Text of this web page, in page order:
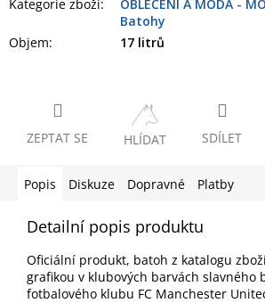
Kategorie zboží:
OBLEČENÍ A MÓDA -
Batohy
Objem: 17 litrů
ZEPTAT SE HLÍDAT SDÍLET
Popis Diskuze Dopravné Platby
Detailní popis produktu
Oficiální produkt, batoh z katalogu
grafikou v klubových barvách slavného
fotbalového klubu FC Manchester